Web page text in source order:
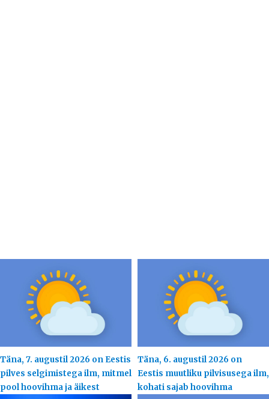
Täna, 7. augustil 2026 on Eestis
pilves selgimistega ilm, mitmel
pool hoovihma ja äikest
Täna, 6. augustil 2026 on
Eestis muutliku pilvisusega ilm,
kohati sajab hoovihma